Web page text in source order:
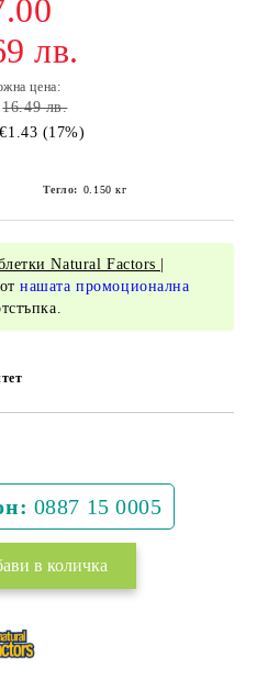
лв.
цена:
16.49 лв.
€1.43 (17%)
Тегло: 0.150 кг
Natural Factors |
нашата промоционална
0887 15 0005